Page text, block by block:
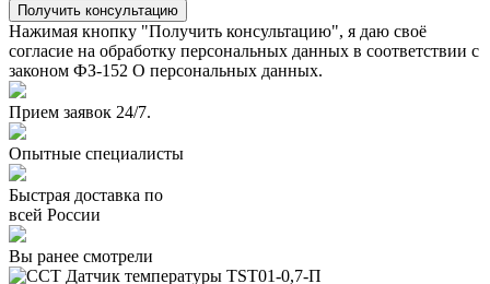
Получить консультацию
Нажимая кнопку "Получить консультацию", я даю своё
согласие на обработку персональных данных в соответствии с
законом ФЗ-152 О персональных данных.
Прием заявок 24/7.
Опытные специалисты
Быстрая доставка по
всей России
Вы ранее смотрели